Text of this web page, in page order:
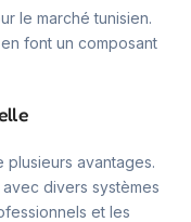
le marché tunisien.
font un composant
avantages.
avec divers systèmes
et les